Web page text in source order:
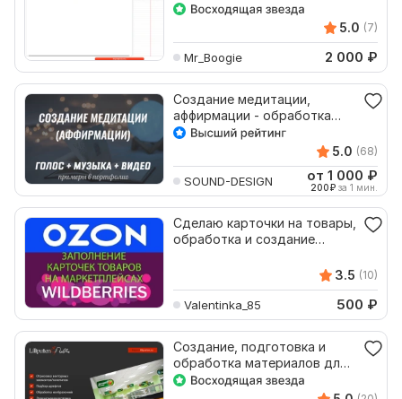
5.0 (7)
Mr_Boogie 2 000 ₽
Создание медитации,
аффирмации - обработка
голоса, музыка, видео
5.0 (68)
SOUND-DESIGN от 1 000 ₽
200₽ за 1 мин.
Сделаю карточки на товары,
обработка и создание
3.5 (10)
Valentinka_85 500 ₽
Создание, подготовка и
обработка материалов для
печати